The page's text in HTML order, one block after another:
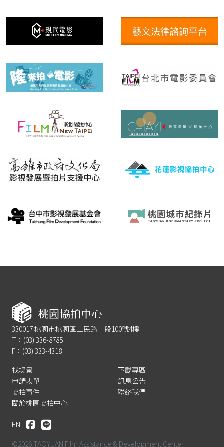
330017 桃園市桃園區三民路一段100號4樓
T：(03) 336-8785
F：(03) 333-4318
找場景
申請表單
協拍事件
關於桃園協拍中心
下載專區
訊息公告
聯絡我們
EN
©2026 TAOYUAN Film Assistance & Development Center